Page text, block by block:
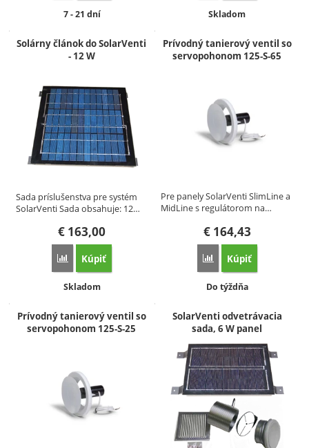
Dostupnosť:
7 - 21 dní Dostupnosť:
Skladom
Solárny článok do SolarVenti
- 12 W
Sada príslušenstva pre systém
SolarVenti Sada obsahuje: 12…
€ 163,00
Porovnať
Kúpiť
Dostupnosť:
Skladom
Prívodný tanierový ventil so
servopohonom 125-S-65
Pre panely SolarVenti SlimLine a
MidLine s regulátorom na…
€164,43
Porovnať
Kúpiť
Dostupnosť:
Do týždňa
Prívodný tanierový ventil so
servopohonom 125-S-25
SolarVenti odvetrávacia
sada, 6 W panel